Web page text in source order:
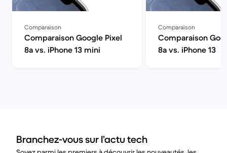
Comparaison
Comparaison Google Pixel
8a vs. iPhone 13 mini
Comparaison
Comparaison
8a vs. iPhone 13
Branchez-vous sur l’actu tech